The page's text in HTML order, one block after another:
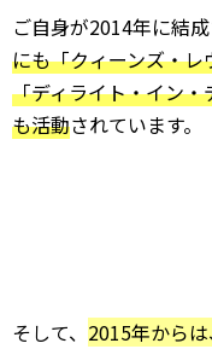
ご自身が2014年に結
にも「クィーンズ・
「ディライト・イン
も活動されています。
そして、 2015年から